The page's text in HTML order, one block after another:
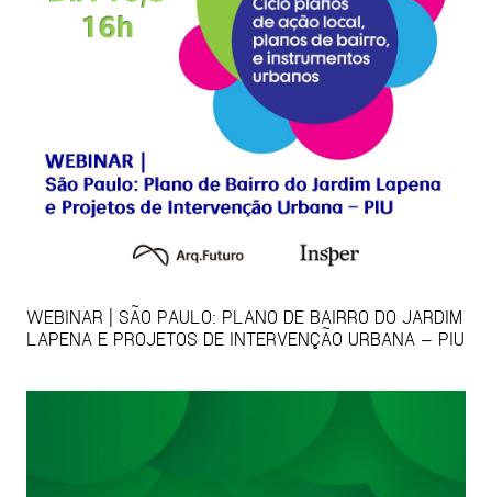
WEBINAR | SÃO PAULO: PLANO DE BAIRRO DO JARDIM
LAPENA E PROJETOS DE INTERVENÇÃO URBANA – PIU